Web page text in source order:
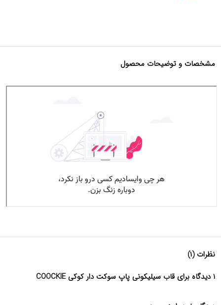
مشخصات و توضیحات محصول
نظرات (۱)
۱ دیدگاه برای قاب سیلیکونی پاپ سوکت دار کوکی COOCKIE